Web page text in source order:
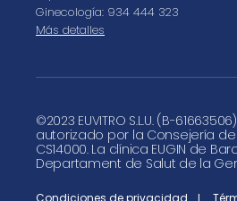
Ginecología: 934 444 323
Más detalles
©2023 EUVITRO S.L.U. (B-
autorizado por la Consejería
CS14000. La clínica EUGIN de
Departament de Salut de la
Condiciones de privacidad